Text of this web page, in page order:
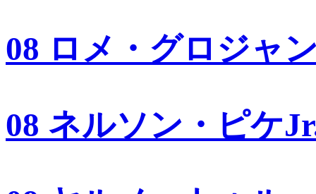
08 ロメ・グロジャ
08 ネルソン・ピケ